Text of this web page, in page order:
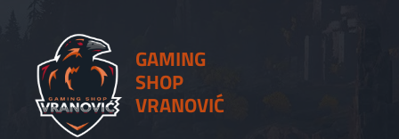
GAMING
SHOP
VRANOVIĆ